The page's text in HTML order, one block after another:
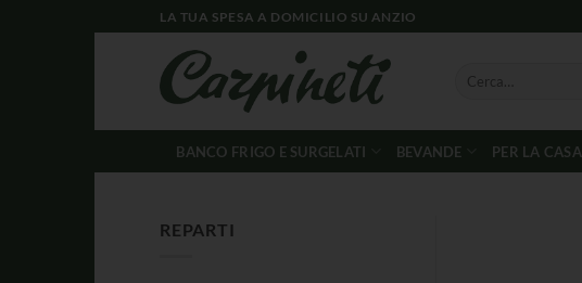
LA TUA SPESA A DOMICILIO SU ANZIO
BANCO FRIGO E SURGELATI BEVANDE PER LA CASA
REPARTI